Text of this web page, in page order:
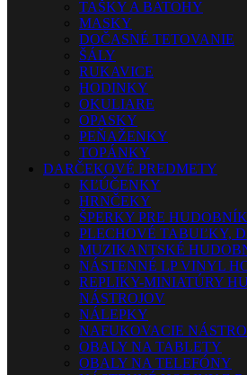
TAŠKY A BATOHY
MASKY
DOČASNÉ TETOVANIE
ŠÁLY
RUKAVICE
HODINKY
OKULIARE
OPASKY
PEŇAŽENKY
TOPÁNKY
DARČEKOVÉ PREDMETY
KĽÚČENKY
HRNČEKY
ŠPERKY PRE
PLECHOVÉ TABUĽKY,
MUZIKANTSKÉ
NÁSTENNÉ LP VINYL
REPLIKY-MINIATÚRY
NÁSTROJOV
NÁLEPKY
NAFUKOVACIE
OBALY NA TABLETY
OBALY NA TELEFÓNY